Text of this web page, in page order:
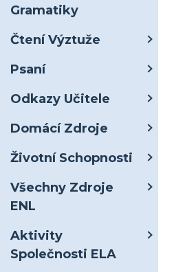
Gramatiky
Čtení Výztuže
Psaní
Odkazy Učitele
Domácí Zdroje
Životní Schopnosti
Všechny Zdroje
ENL
Aktivity
Společnosti ELA